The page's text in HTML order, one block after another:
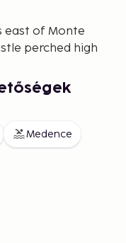
east of Monte
perched high
restaurants,
views and serene
to a quiet
enjoy stunning
Medence